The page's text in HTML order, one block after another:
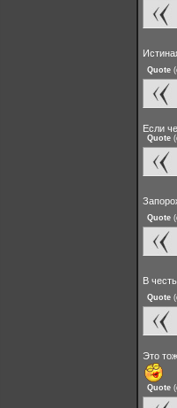
Quote (
Если
Quote (
Quote (
В
Quote (
Это
Quote (